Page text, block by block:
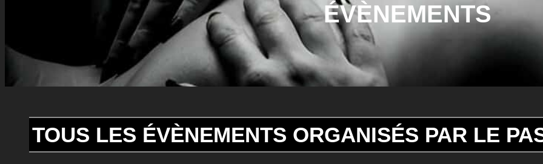
ÉVÈNEMENTS
TOUS LES ÉVÈNEMENTS ORGANISÉS PAR LE